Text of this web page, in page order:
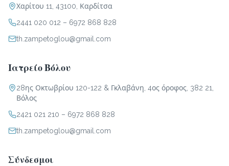
Χαρίτου 11, 43100, Καρδίτσα
2441 020 012 – 6972 868 828
th.zampetoglou@gmail.com
Ιατρείο Βόλου
28ης Οκτωβρίου 120-122 & Γκλαβάνη, 4ος όροφος, 382 21,
Βόλος
2421 021 210 – 6972 868 828
th.zampetoglou@gmail.com
Σύνδεσμοι